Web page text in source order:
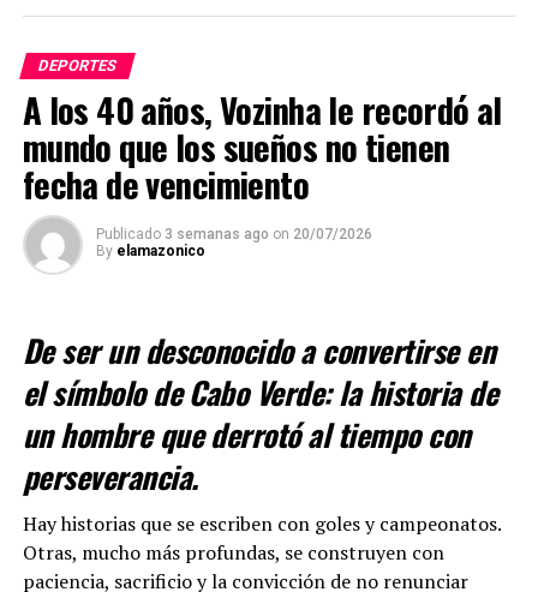
Central de Zamora. No obstante, las puertas del
escenario deportivo estarán abiertas desde las 18:00,
con el propósito de que los aficionados disfruten de un
espectáculo previo que incluirá luces, sonido, pantallas
y diversas actividades preparadas para la inauguración
del compromiso como local.
Respecto a la venta de entradas, explicó que los boletos
pueden adquirirse tanto de manera presencial como
virtual. Los puntos físicos habilitados en Zamora son
Almacén Olimpia, ubicado junto al Coliseo Central. En el
cantón Yantzaza también se encuentran disponibles en
Dasli Boutique. De igual manera, los aficionados pueden
realizar la compra mediante la aplicación Pilas OE,
desarrollada por talento zamorano.
Los valores establecidos para el encuentro son de 5
dólares la entrada general, 8 dólares para palco y 10
dólares para sillas, precios que incluyen impuestos.
DEPORTES
A los 40 años, Vozinha le recordó al
mundo que los sueños no tienen
fecha de vencimiento
Publicado 3 semanas ago on 20/07/2026
By elamazonico
De ser un desconocido a convertirse en
el símbolo de Cabo Verde: la historia de
un hombre que derrotó al tiempo con
perseverancia.
Hay historias que se escriben con goles y campeonatos.
Otras, mucho más profundas, se construyen con
paciencia, sacrificio y la convicción de no renunciar